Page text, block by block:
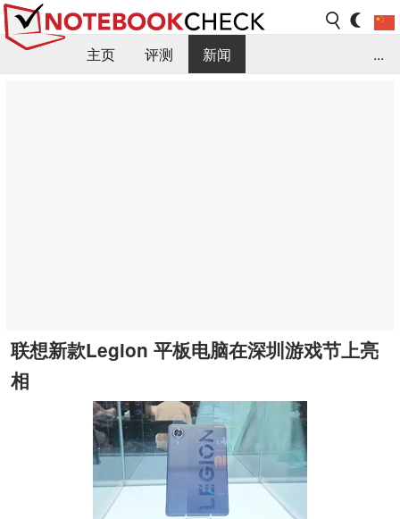
主页 评测
新闻
...
联想新款Legion 平板电脑在深圳游戏节上亮
相